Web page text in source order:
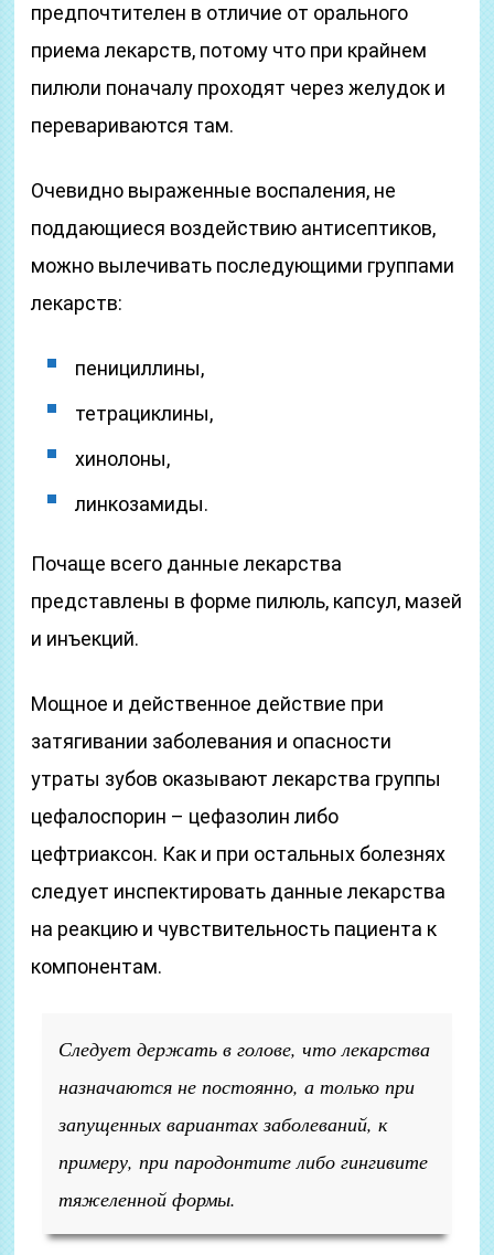
предпочтителен в отличие от орального
приема лекарств, потому что при крайнем
пилюли поначалу проходят через желудок и
перевариваются там.
Очевидно выраженные воспаления, не
поддающиеся воздействию антисептиков,
можно вылечивать последующими группами
лекарств:
пенициллины,
тетрациклины,
хинолоны,
линкозамиды.
Почаще всего данные лекарства
представлены в форме пилюль, капсул, мазей
и инъекций.
Мощное и действенное действие при
затягивании заболевания и опасности
утраты зубов оказывают лекарства группы
цефалоспорин – цефазолин либо
цефтриаксон. Как и при остальных болезнях
следует инспектировать данные лекарства
на реакцию и чувствительность пациента к
компонентам.
Следует держать в голове, что лекарства
назначаются не постоянно, а только при
запущенных вариантах заболеваний, к
примеру, при пародонтите либо гингивите
тяжеленной формы.